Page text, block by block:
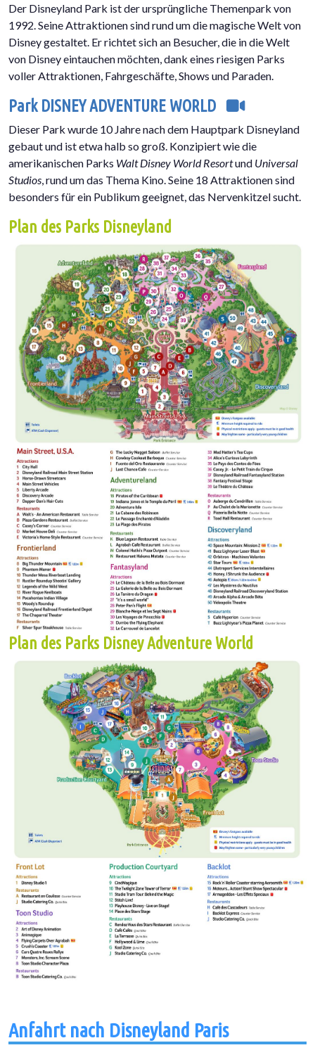
Der Disneyland Park ist der ursprüngliche Themenpark von
1992. Seine Attraktionen sind rund um die magische Welt von
Disney gestaltet. Er richtet sich an Besucher, die in die Welt
von Disney eintauchen möchten, dank eines riesigen Parks
voller Attraktionen, Fahrgeschäfte, Shows und Paraden.
Park DISNEY ADVENTURE WORLD
Dieser Park wurde 10 Jahre nach dem Hauptpark Disneyland
gebaut und ist etwa halb so groß. Konzipiert wie die
amerikanischen Parks Walt Disney World Resortund Universal
Studios, rund um das Thema Kino. Seine 18 Attraktionen sind
besonders für ein Publikum geeignet, das Nervenkitzel sucht.
Plan des Parks Disneyland
Plan des Parks Disney Adventure World
Anfahrt nach Disneyland Paris